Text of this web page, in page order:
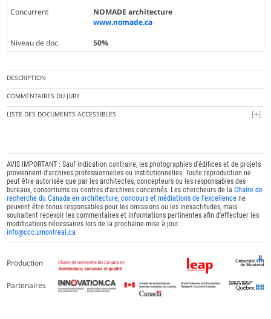
Concurrent
NOMADE architecture
www.nomade.ca
Niveau de doc.
50%
DESCRIPTION
COMMENTAIRES DU JURY
LISTE DES DOCUMENTS ACCESSIBLES
AVIS IMPORTANT : Sauf indication contraire, les photographies d'édifices et de projets
proviennent d'archives professionnelles ou institutionnelles. Toute reproduction ne
peut être autorisée que par les architectes, concepteurs ou les responsables des
bureaux, consortiums ou centres d'archives concernés. Les chercheurs de laChaire de
recherche du Canada en architecture, concours et médiations de l'excellence ne
peuvent être tenus responsables pour les omissions ou les inexactitudes, mais
souhaitent recevoir les commentaires et informations pertinentes afin d'effectuer les
modifications nécessaires lors de la prochaine mise à jour.
info@ccc.umontreal.ca
Production
Partenaires